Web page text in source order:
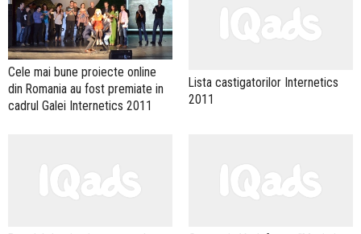
Cele mai bune proiecte online
din Romania au fost premiate in
cadrul Galei Internetics 2011
Lista castigatorilor Internetics
2011